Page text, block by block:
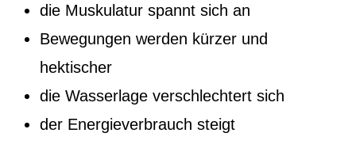
die Muskulatur spannt sich an
Bewegungen werden kürzer und
hektischer
die Wasserlage verschlechtert sich
der Energieverbrauch steigt